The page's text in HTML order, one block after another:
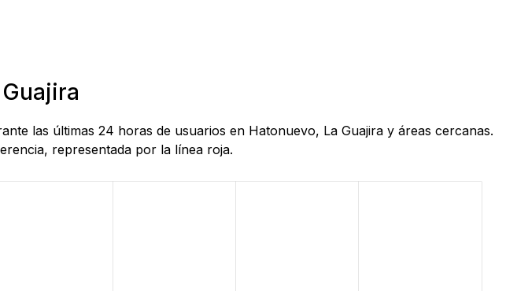
las últimas 24 horas de usuarios en Hatonuevo, La Guajira y áreas cercanas.
representada por la línea roja.